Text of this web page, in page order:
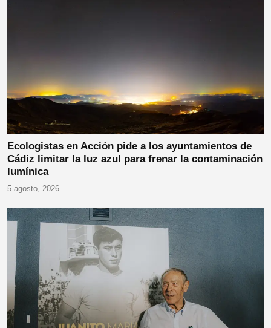
Ecologistas en Acción pide a los ayuntamientos de
Cádiz limitar la luz azul para frenar la contaminación
lumínica
5 agosto, 2026